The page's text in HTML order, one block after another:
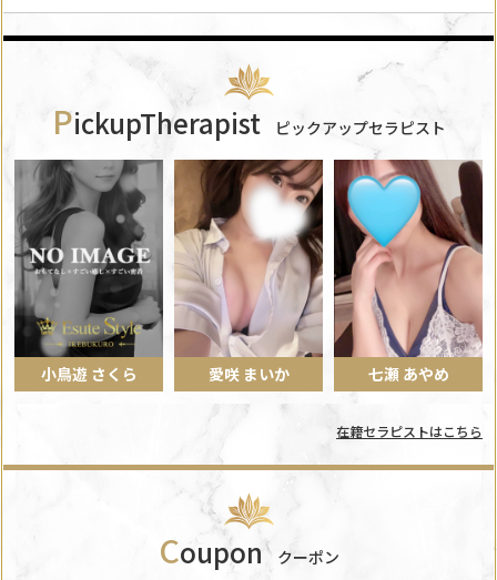
PickupTherapist ピックアップセラピスト
小鳥遊 さくら 愛咲 まいか 七瀬 あやめ
在籍セラピストはこちら
Coupon クーポン